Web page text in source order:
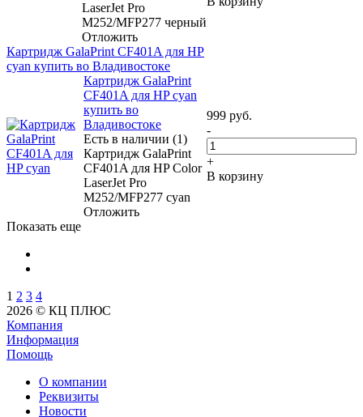
LaserJet Pro
M252/MFP277 черный
Отложить
Картридж GalaPrint CF401A для HP
cyan купить во Владивостоке
Картридж GalaPrint
CF401A для HP cyan
купить во
Владивостоке
Есть в наличии (1)
Картридж GalaPrint
CF401A для HP Color
LaserJet Pro
M252/MFP277 cyan
Отложить
999 руб.
-
+
В корзину
Показать еще
1 2 3 4
2026 © КЦ ПЛЮС
Компания
Информация
Помощь
О компании
Реквизиты
Новости